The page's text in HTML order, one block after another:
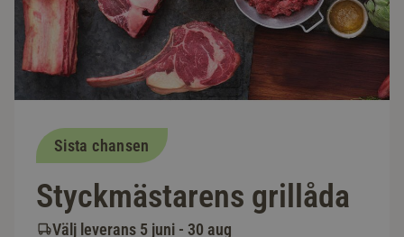
Sista chansen
Styckmästarens grillåda
Välj leverans 5 juni - 30 aug